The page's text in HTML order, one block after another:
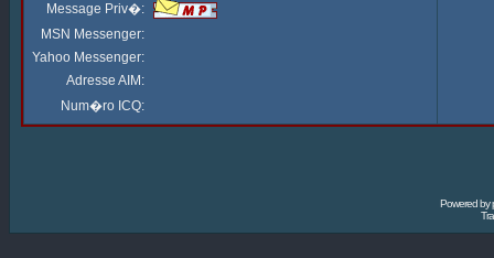
Message Priv�:
MSN Messenger:
Yahoo Messenger:
Adresse AIM:
Num�ro ICQ:
Powered by